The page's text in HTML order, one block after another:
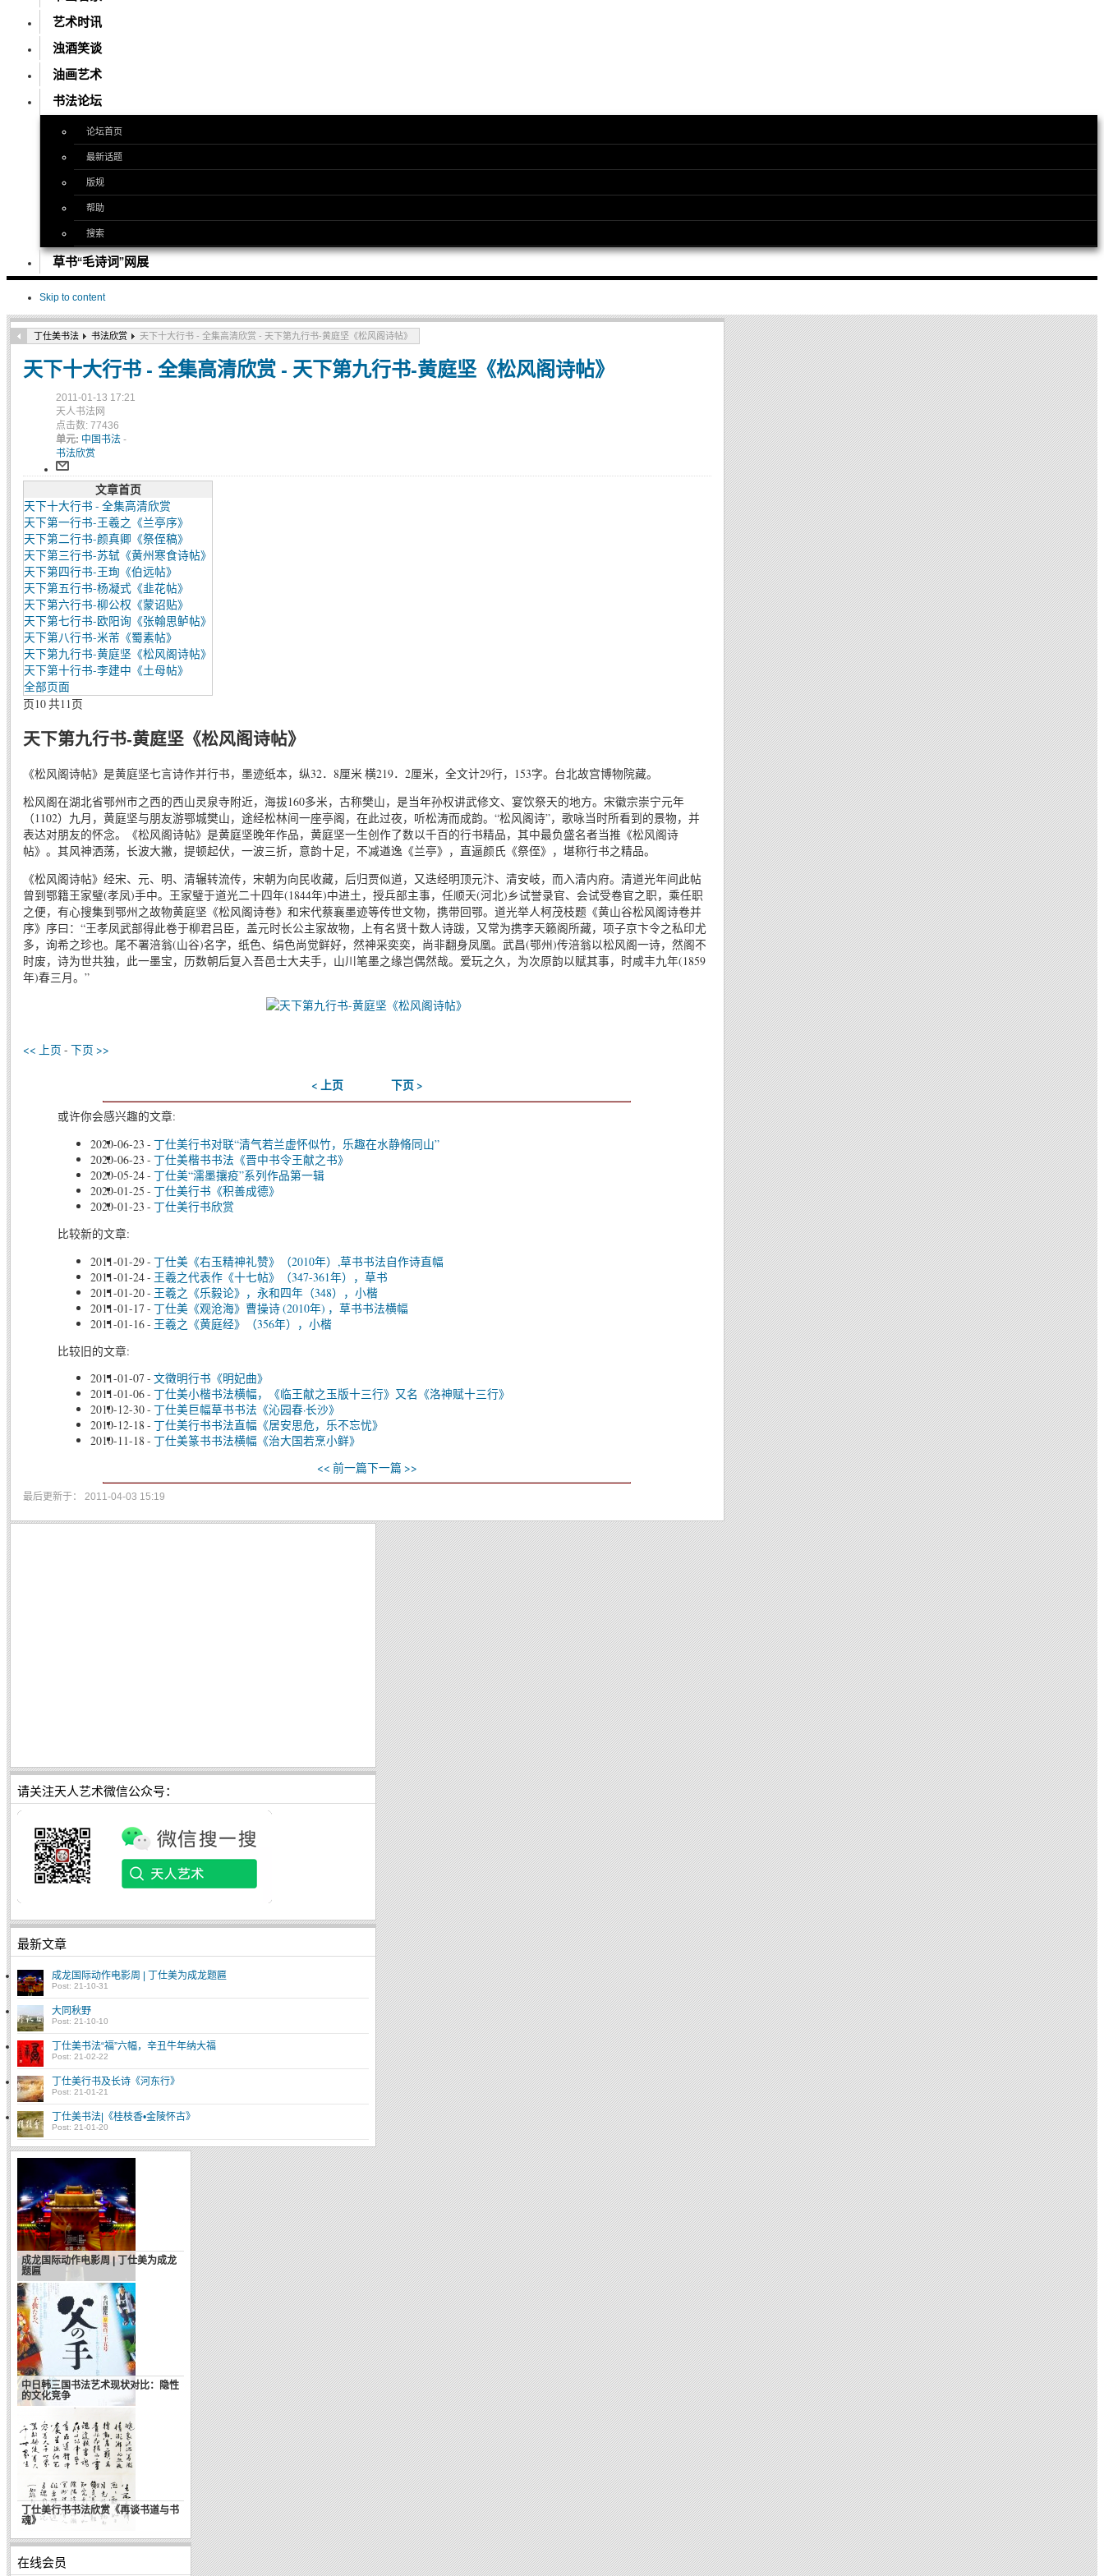
艺术时讯
浊酒笑谈
油画艺术
书法论坛
论坛首页
最新话题
版规
帮助
搜索
草书“毛诗词”网展
Skip to content
丁仕美书法 书法欣赏 天下十大行书 - 全集高清欣赏 - 天下第九行书-黄庭坚《松风阁诗帖》
天下十大行书 - 全集高清欣赏 - 天下第九行书-黄庭坚《松风阁诗帖》
2011-01-13 17:21
天人书法网
点击数: 77436
单元: 中国书法 -
书法欣赏
文章首页
天下十大行书 - 全集高清欣赏
天下第一行书-王羲之《兰亭序》
天下第二行书-颜真卿《祭侄稿》
天下第三行书-苏轼《黄州寒食诗帖》
天下第四行书-王珣《伯远帖》
天下第五行书-杨凝式《韭花帖》
天下第六行书-柳公权《蒙诏贴》
天下第七行书-欧阳询《张翰思鲈帖》
天下第八行书-米芾《蜀素帖》
天下第九行书-黄庭坚《松风阁诗帖》
天下第十行书-李建中《土母帖》
全部页面
页10 共11页
天下第九行书-黄庭坚《松风阁诗帖》
《松风阁诗帖》是黄庭坚七言诗作并行书，墨迹纸本，纵32．8厘米 横219．2厘米，全文计29行，153字。台北故宫博物院藏。
松风阁在湖北省鄂州市之西的西山灵泉寺附近，海拔160多米，古称樊山，是当年孙权讲武修文、宴饮祭天的地方。宋徽宗崇宁元年
（1102）九月，黄庭坚与朋友游鄂城樊山，途经松林间一座亭阁，在此过夜，听松涛而成韵。“松风阁诗”，歌咏当时所看到的景物，并
表达对朋友的怀念。《松风阁诗帖》是黄庭坚晚年作品，黄庭坚一生创作了数以千百的行书精品，其中最负盛名者当推《松风阁诗
帖》。其风神洒荡，长波大撇，提顿起伏，一波三折，意韵十足，不减遒逸《兰亭》，直逼颜氏《祭侄》，堪称行书之精品。
《松风阁诗帖》经宋、元、明、清辗转流传，宋朝为向民收藏，后归贾似道，又迭经明顶元汴、清安岐，而入清内府。清道光年间此帖
曾到鄂籍王家璧(孝凤)手中。王家璧于道光二十四年(1844年)中进土，授兵部主事，任顺天(河北)乡试誉录官、会试受卷官之职，乘任职
之便，有心搜集到鄂州之故物黄庭坚《松风阁诗卷》和宋代蔡襄墨迹等传世文物，携带回鄂。道光举人柯茂枝题《黄山谷松风阁诗卷并
序》序曰：“王孝凤武部得此卷于柳君吕臣，盖元时长公主家故物，上有名贤十数人诗跋，又常为携李天籁阁所藏，项子京卞令之私印尤
多，询希之珍也。尾不署涪翁(山谷)名字，纸色、绢色尚觉鲜好，然神采奕奕，尚非翻身凤凰。武昌(鄂州)传涪翁以松风阁一诗，然阁不
时废，诗为世共独，此一墨宝，历数朝后复入吾邑士大夫手，山川笔墨之缘岂偶然哉。爱玩之久，为次原韵以赋其事，时咸丰九年(1859
年)春三月。”
<< 上页 - 下页 >>
< 上页 下页 >
或许你会感兴趣的文章:
2020-06-23 - 丁仕美行书对联“清气若兰虚怀似竹，乐趣在水静脩同山”
2020-06-23 - 丁仕美楷书书法《晋中书令王献之书》
2020-05-24- 丁仕美“濡墨攘疫”系列作品第一辑
2020-01-25 - 丁仕美行书《积善成德》
2020-01-23 - 丁仕美行书欣赏
比较新的文章:
2011-01-29- 丁仕美《右玉精神礼赞》（2010年）,草书书法自作诗直幅
2011-01-24- 王羲之代表作《十七帖》（347-361年），草书
2011-01-20- 王羲之《乐毅论》，永和四年（348），小楷
2011-01-17 - 丁仕美《观沧海》曹操诗 (2010年) ，草书书法横幅
2011-01-16- 王羲之《黄庭经》（356年），小楷
比较旧的文章:
2011-01-07 - 文徵明行书《明妃曲》
2011-01-06- 丁仕美小楷书法横幅，《临王献之玉版十三行》又名《洛神赋十三行》
2010-12-30- 丁仕美巨幅草书书法《沁园春·长沙》
2010-12-18 - 丁仕美行书书法直幅《居安思危，乐不忘忧》
2010-11-18 - 丁仕美篆书书法横幅《治大国若烹小鲜》
<< 前一篇下一篇 >>
最后更新于： 2011-04-03 15:19
请关注天人艺术微信公众号：
最新文章
成龙国际动作电影周 | 丁仕美为成龙题匾
Post: 21-10-31
大同秋野
Post: 21-10-10
丁仕美书法“福”六幅，辛丑牛年纳大福
Post: 21-02-22
丁仕美行书及长诗《河东行》
Post: 21-01-21
丁仕美书法|《桂枝香•金陵怀古》
Post: 21-01-20
成龙国际动作电影周 | 丁仕美为成龙
题匾
不如拿韩寒和周久耕比一比(转载)
中日韩三国书法艺术现状对比：隐性
的文化竞争
文化大国( 转载自韩寒博客)
丁仕美行书书法欣赏《再谈书道与书
魂》
在线会员